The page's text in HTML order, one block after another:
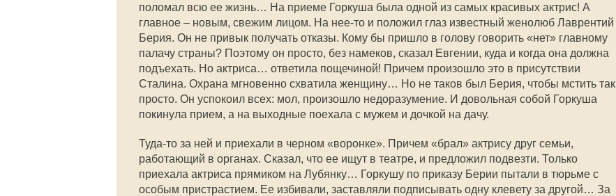
поломал всю ее жизнь… На приеме Горкуша была одной из самых красивых актрис! А
главное – новым, свежим лицом. На нее-то и положил глаз известный женолюб Лаврентий
Берия. Он не привык получать отказы. Кому бы пришло в голову говорить «нет» главному
палачу страны? Поэтому он просто, без намеков, сказал Евгении, куда и когда она должна
подъехать. Но актриса… ответила пощечиной! Причем произошло это в присутствии
Сталина. Охрана мгновенно схватила женщину… Но не таков был Берия, чтобы мстить так
просто. Он успокоил всех: мол, произошло недоразумение. И довольная собой Горкуша
покинула прием, а на выходные поехала с мужем и дочкой на дачу.
Туда-то за ней и приехали в черном «воронке». Причем «брал» актрису друг семьи,
работающий в органах. Сказал, что ее ищут в театре, и предложил подвезти. Только
приехала актриса прямиком на Лубянку… Горкушу по приказу Берии пытали в тюрьме с
особым пристрастием. Ее избивали, заставляли подписывать одну клевету за другой… За